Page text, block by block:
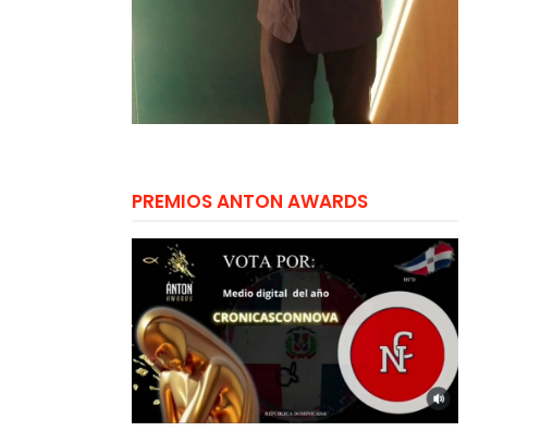
PREMIOS ANTON AWARDS